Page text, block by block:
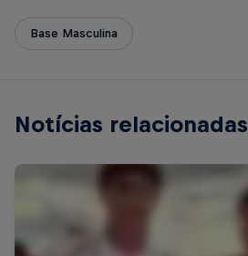
Base Masculina
Notícias relacionadas